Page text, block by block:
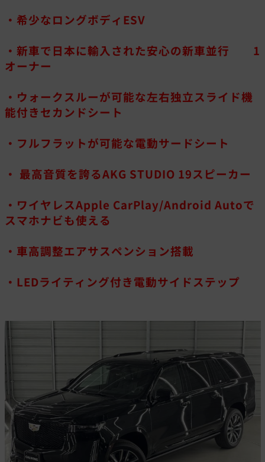
・希少なロングボディESV
・新車で日本に輸入された安心の新車並行 1
オーナー
・ウォークスルーが可能な左右独立スライド機
能付きセカンドシート
・フルフラットが可能な電動サードシート
・ 最高音質を誇るAKG STUDIO 19スピーカー
・ワイヤレスApple CarPlay/Android Autoで
スマホナビも使える
・車高調整エアサスペンション搭載
・LEDライティング付き電動サイドステップ